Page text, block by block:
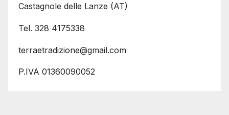
Castagnole delle Lanze (AT)
Tel. 328 4175338
terraetradizione@gmail.com
P.IVA 01360090052